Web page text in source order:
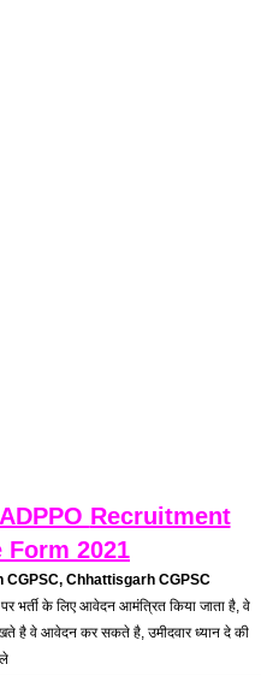
Recruitment
Form 2021
Chhattisgarh CGPSC
पर भर्ती के लिए आवेदन आमंत्रित किया जाता है, वे
है वे आवेदन कर सकते है, उमीदवार ध्यान दे की